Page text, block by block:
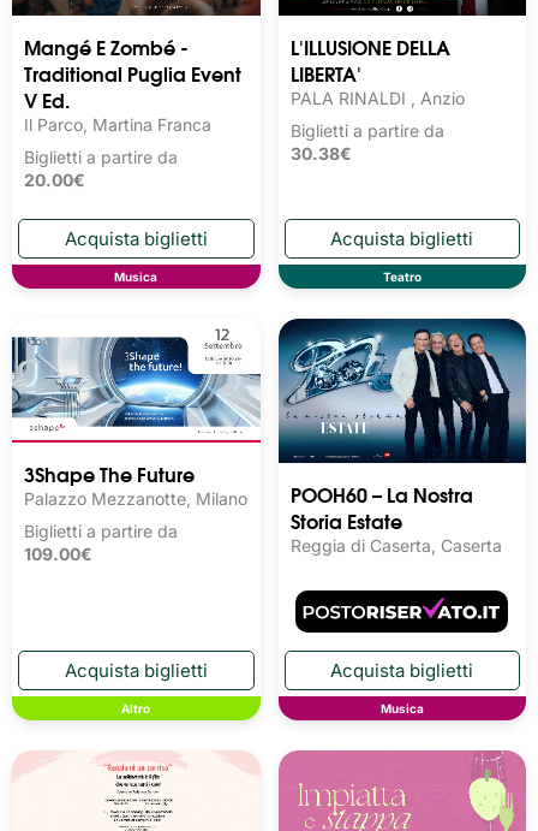
Mangé E Zombé -
Traditional Puglia Event
V Ed.
Il Parco, Martina Franca
Biglietti a partire da
20.00€
Musica
L'ILLUSIONE DELLA
LIBERTA'
PALA RINALDI , Anzio
Biglietti a partire da
30.38€
Teatro
3Shape The Future
Palazzo Mezzanotte, Milano
Biglietti a partire da
109.00€
Altro
POOH60 – La Nostra
Storia Estate
Reggia di Caserta, Caserta
Musica